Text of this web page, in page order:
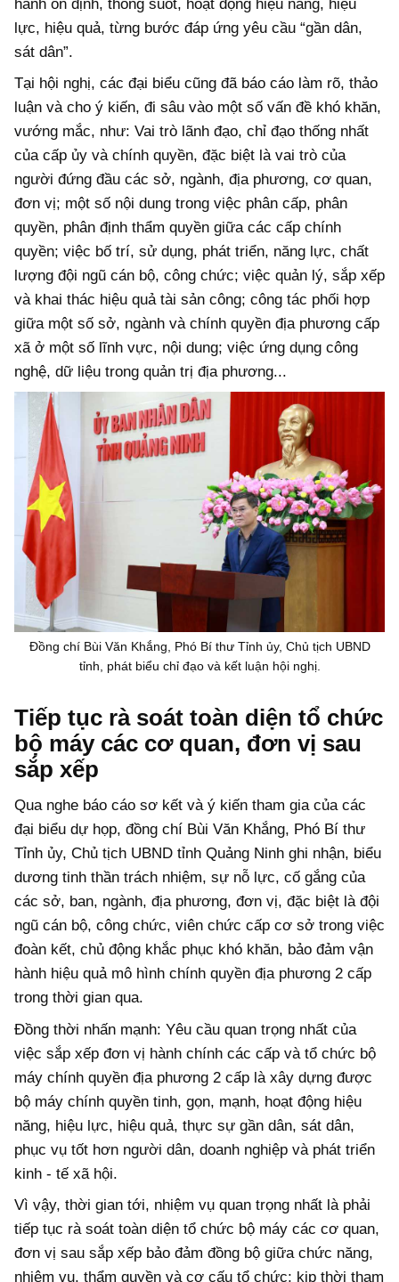
hành ổn định, thông suốt, hoạt động hiệu năng, hiệu
lực, hiệu quả, từng bước đáp ứng yêu cầu “gần dân,
sát dân”.
Tại hội nghị, các đại biểu cũng đã báo cáo làm rõ, thảo
luận và cho ý kiến, đi sâu vào một số vấn đề khó khăn,
vướng mắc, như: Vai trò lãnh đạo, chỉ đạo thống nhất
của cấp ủy và chính quyền, đặc biệt là vai trò của
người đứng đầu các sở, ngành, địa phương, cơ quan,
đơn vị; một số nội dung trong việc phân cấp, phân
quyền, phân định thẩm quyền giữa các cấp chính
quyền; việc bố trí, sử dụng, phát triển, năng lực, chất
lượng đội ngũ cán bộ, công chức; việc quản lý, sắp xếp
và khai thác hiệu quả tài sản công; công tác phối hợp
giữa một số sở, ngành và chính quyền địa phương cấp
xã ở một số lĩnh vực, nội dung; việc ứng dụng công
nghệ, dữ liệu trong quản trị địa phương...
Đồng chí Bùi Văn Khắng, Phó Bí thư Tỉnh ủy, Chủ tịch UBND
tỉnh, phát biểu chỉ đạo và kết luận hội nghị.
Tiếp tục rà soát toàn diện tổ chức
bộ máy các cơ quan, đơn vị sau
sắp xếp
Qua nghe báo cáo sơ kết và ý kiến tham gia của các
đại biểu dự họp, đồng chí Bùi Văn Khắng, Phó Bí thư
Tỉnh ủy, Chủ tịch UBND tỉnh Quảng Ninh ghi nhận, biểu
dương tinh thần trách nhiệm, sự nỗ lực, cố gắng của
các sở, ban, ngành, địa phương, đơn vị, đặc biệt là đội
ngũ cán bộ, công chức, viên chức cấp cơ sở trong việc
đoàn kết, chủ động khắc phục khó khăn, bảo đảm vận
hành hiệu quả mô hình chính quyền địa phương 2 cấp
trong thời gian qua.
Đồng thời nhấn mạnh: Yêu cầu quan trọng nhất của
việc sắp xếp đơn vị hành chính các cấp và tổ chức bộ
máy chính quyền địa phương 2 cấp là xây dựng được
bộ máy chính quyền tinh, gọn, mạnh, hoạt động hiệu
năng, hiệu lực, hiệu quả, thực sự gần dân, sát dân,
phục vụ tốt hơn người dân, doanh nghiệp và phát triển
kinh - tế xã hội.
Vì vậy, thời gian tới, nhiệm vụ quan trọng nhất là phải
tiếp tục rà soát toàn diện tổ chức bộ máy các cơ quan,
đơn vị sau sắp xếp bảo đảm đồng bộ giữa chức năng,
nhiệm vụ, thẩm quyền và cơ cấu tổ chức; kịp thời tham